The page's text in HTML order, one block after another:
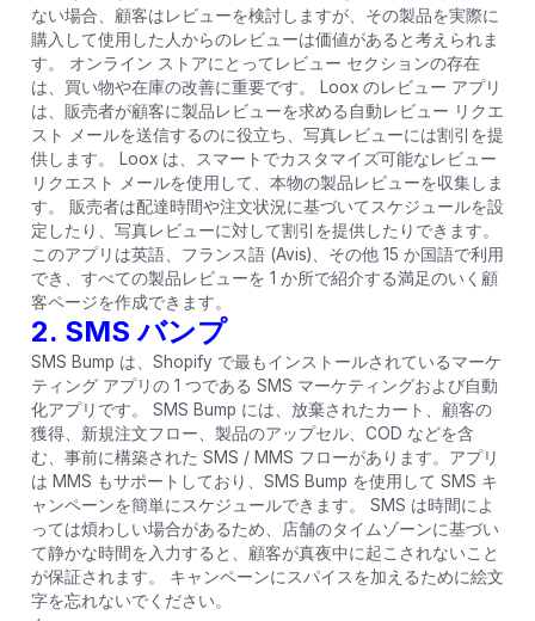
ない場合、顧客はレビューを検討しますが、その製品を実際に
購入して使用した人からのレビューは価値があると考えられま
す。 オンライン ストアにとってレビュー セクションの存在
は、買い物や在庫の改善に重要です。 Loox のレビュー アプリ
は、販売者が顧客に製品レビューを求める自動レビュー リクエ
スト メールを送信するのに役立ち、写真レビューには割引を提
供します。 Loox は、スマートでカスタマイズ可能なレビュー
リクエスト メールを使用して、本物の製品レビューを収集しま
す。 販売者は配達時間や注文状況に基づいてスケジュールを設
定したり、写真レビューに対して割引を提供したりできます。
このアプリは英語、フランス語 (Avis)、その他 15 か国語で利用
でき、すべての製品レビューを 1 か所で紹介する満足のいく顧
客ページを作成できます。
2. SMS バンプ
SMS Bump は、Shopify で最もインストールされているマーケ
ティング アプリの 1 つである SMS マーケティングおよび自動
化アプリです。 SMS Bump には、放棄されたカート、顧客の
獲得、新規注文フロー、製品のアップセル、COD などを含
む、事前に構築された SMS / MMS フローがあります。アプリ
は MMS もサポートしており、SMS Bump を使用して SMS キ
ャンペーンを簡単にスケジュールできます。 SMS は時間によ
っては煩わしい場合があるため、店舗のタイムゾーンに基づい
て静かな時間を入力すると、顧客が真夜中に起こされないこと
が保証されます。 キャンペーンにスパイスを加えるために絵文
字を忘れないでください。